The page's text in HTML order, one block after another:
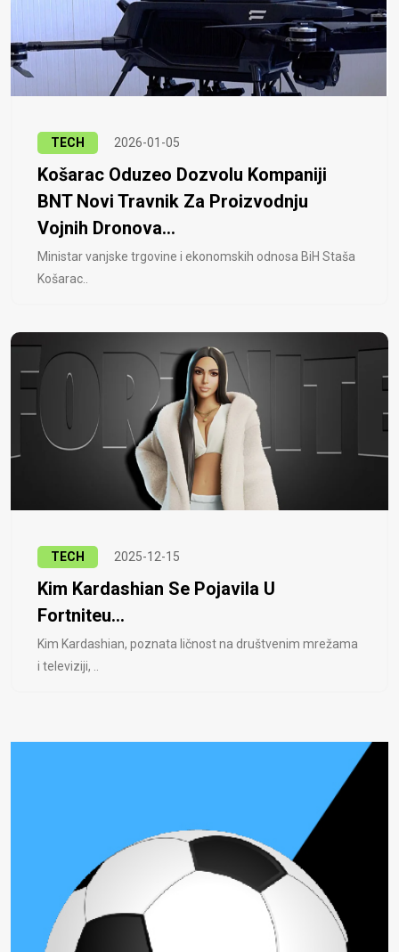
TECH 2026-01-05
Košarac Oduzeo Dozvolu Kompaniji
BNT Novi Travnik Za Proizvodnju
Vojnih Dronova...
Ministar vanjske trgovine i ekonomskih odnosa BiH Staša
Košarac..
TECH 2025-12-15
Kim Kardashian Se Pojavila U
Fortniteu...
Kim Kardashian, poznata ličnost na društvenim mrežama
i televiziji, ..